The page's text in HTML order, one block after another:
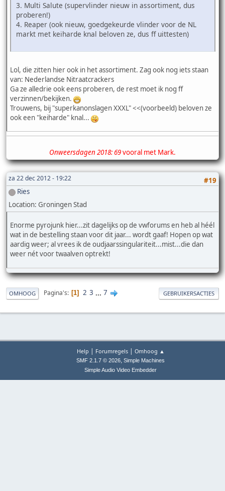
3. Multi Salute (supervlinder nieuw in assortiment, dus
proberen!)
4. Reaper (ook nieuw, goedgekeurde vlinder voor de NL
markt met keiharde knal beloven ze, dus ff uittesten)
Lol, die zitten hier ook in het assortiment. Zag ook nog iets staan
van: Nederlandse Nitraatcrackers
Ga ze alledrie ook eens proberen, de rest moet ik nog ff
verzinnen/bekijken.
Trouwens, bij "superkanonslagen XXXL" <<(voorbeeld) beloven ze
ook een "keiharde" knal...
Onweersdagen 2018: 69vooral met Mark.
za 22 dec 2012 - 19:22
#19
Ries
Location: Groningen Stad
Enorme pyrojunk hier...zit dagelijks op de vwforums en heb al héél
wat in de bestelling staan voor dit jaar... wordt gaaf! Hopen op wat
aardig weer; al vrees ik de oudjaarssingulariteit...mist...die dan
weer nét voor twaalven optrekt!
OMHOOG Pagina's 1 2 3 ... 7 GEBRUIKERSACTIES
Help | Forumregels| Omhoog ▲
SMF 2.1.7 © 2026, Simple Machines
Simple Audio Video Embedder